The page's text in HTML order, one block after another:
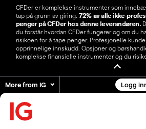
CFDer er komplekse instrumenter som
tap på grunn av giring. 72% av alle ikke-
penger på CFDer hos denne leverandøren.
du forstår hvordan CFDer fungerer og om du
risikoen for å tape penger. Profesjonelle
opprinnelige innskudd. Opsjoner og
komplekse finansielle instrumenter og du
More from IG Logg